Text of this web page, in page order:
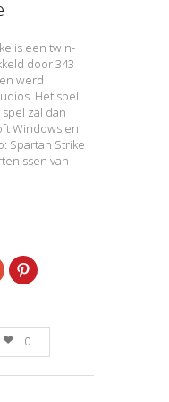
is een twin-
door 343
werd
Het spel
zal dan
Windows en
Spartan Strike
van
Click
share
new
Click
to
in
window)
0